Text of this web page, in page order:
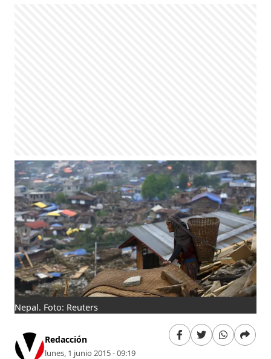
Nepal. Foto: Reuters
Redacción
lunes, 1 junio 2015 - 09:19